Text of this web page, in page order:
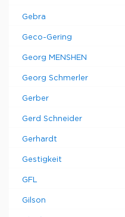
Gebra
Geco-Gering
Georg MENSHEN
Georg Schmerler
Gerber
Gerd Schneider
Gerhardt
Gestigkeit
GFL
Gilson